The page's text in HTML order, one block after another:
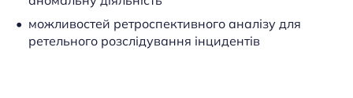
можливостей ретроспективного аналізу для
ретельного розслідування інцидентів